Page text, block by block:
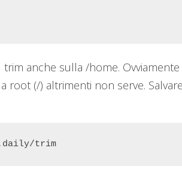
trim anche sulla /home.
root (/) altrimenti non serve.
trim